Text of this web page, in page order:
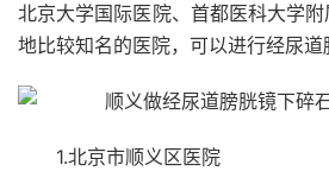
北京大学国际医院、首都医科大学
地比较知名的医院，可以进行经尿道
1.北京市顺义区医院